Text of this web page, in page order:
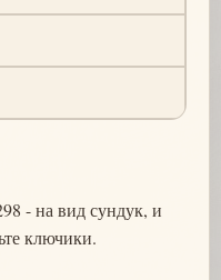
- на вид сундук, и
ключики.